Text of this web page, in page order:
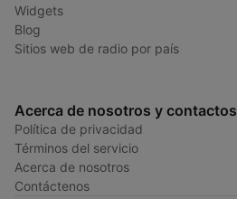
Widgets
Blog
Sitios web de radio por país
Acerca de nosotros y contactos
Política de privacidad
Términos del servicio
Acerca de nosotros
Contáctenos